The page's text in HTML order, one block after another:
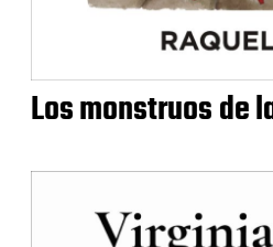
Los monstruos de